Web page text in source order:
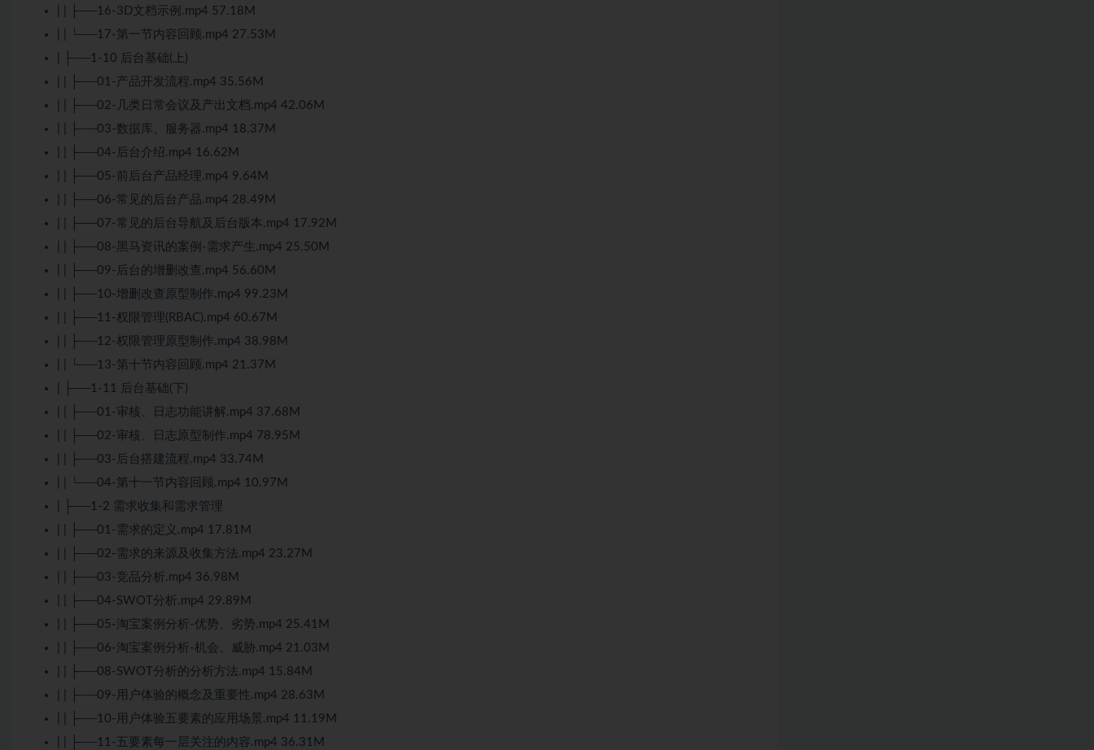
| | ├──16-3D文档示例.mp4 57.18M
| | └──17-第一节内容回顾.mp4 27.53M
| ├──1-10 后台基础(上)
| | ├──01-产品开发流程.mp4 35.56M
| | ├──02-几类日常会议及产出文档.mp4 42.06M
| | ├──03-数据库、服务器.mp4 18.37M
| | ├──04-后台介绍.mp4 16.62M
| | ├──05-前后台产品经理.mp4 9.64M
| | ├──06-常见的后台产品.mp4 28.49M
| | ├──07-常见的后台导航及后台版本.mp4 17.92M
| | ├──08-黑马资讯的案例-需求产生.mp4 25.50M
| | ├──09-后台的增删改查.mp4 56.60M
| | ├──10-增删改查原型制作.mp4 99.23M
| | ├──11-权限管理(RBAC).mp4 60.67M
| | ├──12-权限管理原型制作.mp4 38.98M
| | └──13-第十节内容回顾.mp4 21.37M
| ├──1-11 后台基础(下)
| | ├──01-审核、日志功能讲解.mp4 37.68M
| | ├──02-审核、日志原型制作.mp4 78.95M
| | ├──03-后台搭建流程.mp4 33.74M
| | └──04-第十一节内容回顾.mp4 10.97M
| ├──1-2 需求收集和需求管理
| | ├──01-需求的定义.mp4 17.81M
| | ├──02-需求的来源及收集方法.mp4 23.27M
| | ├──03-竞品分析.mp4 36.98M
| | ├──04-SWOT分析.mp4 29.89M
| | ├──05-淘宝案例分析-优势、劣势.mp4 25.41M
| | ├──06-淘宝案例分析-机会、威胁.mp4 21.03M
| | ├──08-SWOT分析的分析方法.mp4 15.84M
| | ├──09-用户体验的概念及重要性.mp4 28.63M
| | ├──10-用户体验五要素的应用场景.mp4 11.19M
| | ├──11-五要素每一层关注的内容.mp4 36.31M